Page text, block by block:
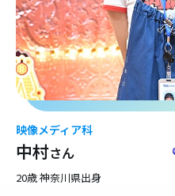
映像メディア科
中村さん
20歳 神奈川県出身